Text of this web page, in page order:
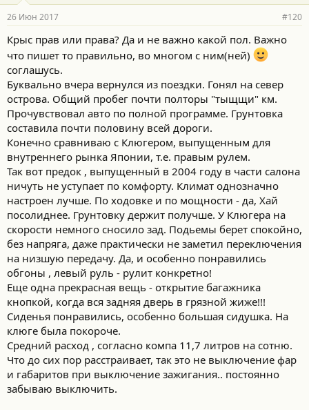
З.Ы. Залезла сейчас в ваш бортжурнал.
У меня никогда не скрипели колодки.
У меня никогда не брякали колодки.
Я ни разу не залезала в подвеску - нет необходимости, он
продастся с родной.
Я не меняла тормозные диски - им еще бегать и бегать.
Рулевой кардан у меня не стучит
После этого вы мне будете говорить, что я какахами свое
ведро закидала?
У меня нет НИ ОДНОЙ технической проблемы. Технически
машина полностью исправна везде где только можно.
Я дала ответ на вопрос. Я сказала о своем восприятии этого
автомобиля.
Как поповоз по городу - самое то. Всякие коляски, велики,
самокаты - со свистом. И еще детям сзади можно столик
поставить - красота! Только подлокотники на задних сиденьях
нежизнеспособные - ими пользоваться по назначению
невозможно, но детям они и не нужны. Я за них всякие сумки
цепляю, чтоб не летали по салону. К примеру, сумку с буком -
оч удобно, и спереть сразу не получится.
26 Июн 2017 #120
Крыс прав или права? Да и не важно какой пол. Важно
что пишет то правильно, во многом с ним(ней)
соглашусь.
Буквально вчера вернулся из поездки. Гонял на север
острова. Общий пробег почти полторы "тыщщи" км.
Прочувствовал авто по полной программе. Грунтовка
составила почти половину всей дороги.
Конечно сравниваю с Клюгером, выпущенным для
внутреннего рынка Японии, т.е. правым рулем.
Так вот предок , выпущенный в 2004 году в части салона
ничуть не уступает по комфорту. Климат однозначно
настроен лучше. По ходовке и по мощности - да, Хай
посолиднее. Грунтовку держит получше. У Клюгера на
скорости немного сносило зад. Подьемы берет спокойно,
без напряга, даже практически не заметил переключения
на низшую передачу. Да, и особенно понравились
обгоны , левый руль - рулит конкретно!
Еще одна прекрасная вещь - открытие багажника
кнопкой, когда вся задняя дверь в грязной жиже!!!
Сиденья понравились, особенно большая сидушка. На
клюге была покороче.
Средний расход , согласно компа 11,7 литров на сотню.
Что до сих пор расстраивает, так это не выключение фар
и габаритов при выключение зажигания.. постоянно
забываю выключить.